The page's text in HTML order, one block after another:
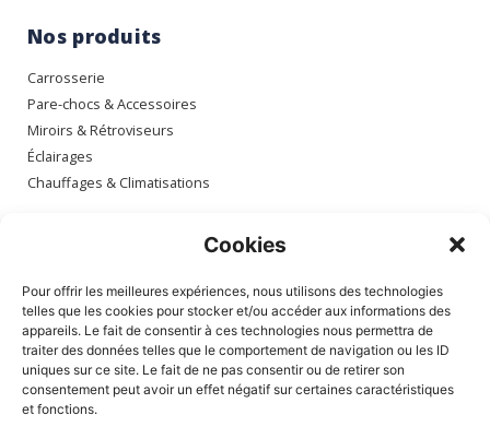
Cookies
Pour offrir les meilleures expériences, nous utilisons des technologies
telles que les cookies pour stocker et/ou accéder aux informations des
appareils. Le fait de consentir à ces technologies nous permettra de
traiter des données telles que le comportement de navigation ou les ID
uniques sur ce site. Le fait de ne pas consentir ou de retirer son
consentement peut avoir un effet négatif sur certaines caractéristiques
et fonctions.
Nos produits
Carrosserie
Pare-chocs & Accessoires
Miroirs & Rétroviseurs
Éclairages
Chauffages & Climatisations
Mon compte
Mes commandes
Mes adresses
Mon panier
Informations